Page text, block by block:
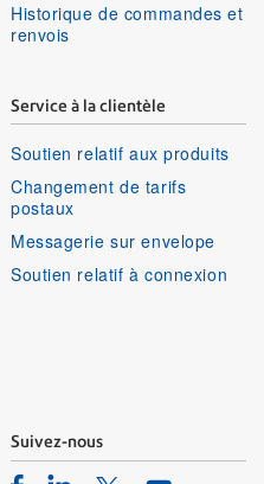
Historique de commandes et
renvois
Service à la clientèle
Soutien relatif aux produits
Changement de tarifs
postaux
Messagerie sur envelope
Soutien relatif à connexion
Suivez-nous